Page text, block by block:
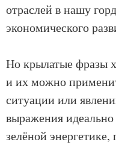
отраслей в нашу
экономического
Но крылатые фразы
и их можно
ситуации или
выражения идеально
зелёной